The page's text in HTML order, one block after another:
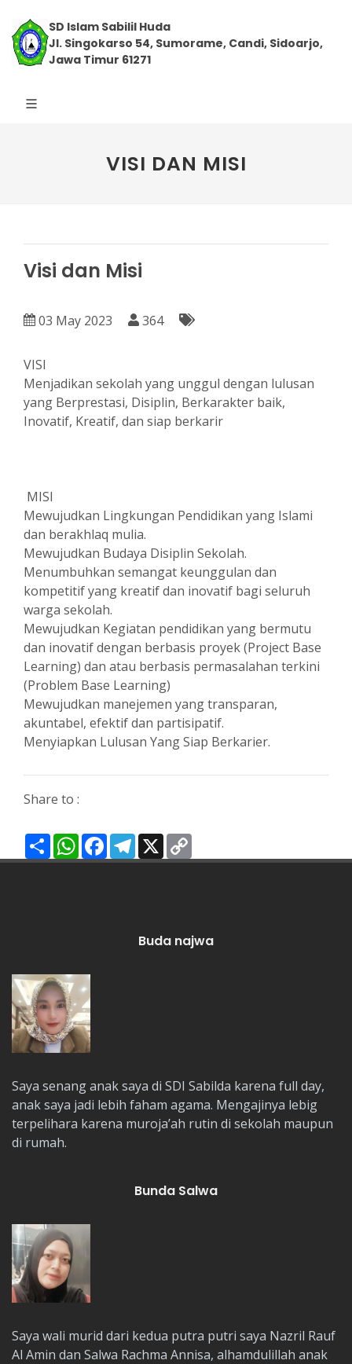
SD Islam Sabilil Huda
Jl. Singokarso 54, Sumorame, Candi, Sidoarjo,
Jawa Timur 61271
VISI DAN MISI
Visi dan Misi
03 May 2023 364
VISI
Menjadikan sekolah yang unggul dengan lulusan
yang Berprestasi, Disiplin, Berkarakter baik,
Inovatif, Kreatif, dan siap berkarir
MISI
Mewujudkan Lingkungan Pendidikan yang Islami
dan berakhlaq mulia.
Mewujudkan Budaya Disiplin Sekolah.
Menumbuhkan semangat keunggulan dan
kompetitif yang kreatif dan inovatif bagi seluruh
warga sekolah.
Mewujudkan Kegiatan pendidikan yang bermutu
dan inovatif dengan berbasis proyek (Project Base
Learning) dan atau berbasis permasalahan terkini
(Problem Base Learning)
Mewujudkan manejemen yang transparan,
akuntabel, efektif dan partisipatif.
Menyiapkan Lulusan Yang Siap Berkarier.
Share to :
ShareWhatsApp
FacebookTelegram
X
Buda najwa
Saya senang anak saya di SDI Sabilda karena full day,
anak saya jadi lebih faham agama. Mengajinya lebig
terpelihara karena muroja’ah rutin di sekolah maupun
di rumah.
Bunda Salwa
Saya wali murid dari kedua putra putri saya Nazril Rauf
Al Amin dan Salwa Rachma Annisa, alhamdulillah anak